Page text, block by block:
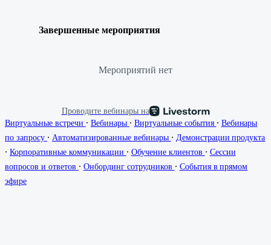
Завершенные мероприятия
Мероприятий нет
Проводите вебинары на
Виртуальные встречи ∙ Вебинары ∙ Виртуальные события ∙ Вебинары
по запросу ∙ Автоматизированные вебинары ∙ Демонстрации продукта
∙ Корпоративные коммуникации ∙ Обучение клиентов ∙ Сессии
вопросов и ответов ∙ Онбординг сотрудников ∙ События в прямом
эфире